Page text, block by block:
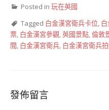
Posted in 玩在英國
Tagged 白金漢宮衛兵卡位,
票, 白金漢宮參觀,英國景點,倫敦
間, 白金漢宮衛兵, 白金漢宮衛兵
發佈留言